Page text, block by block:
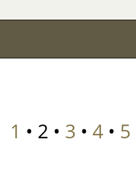
1 • 2 • 3 • 4• 5